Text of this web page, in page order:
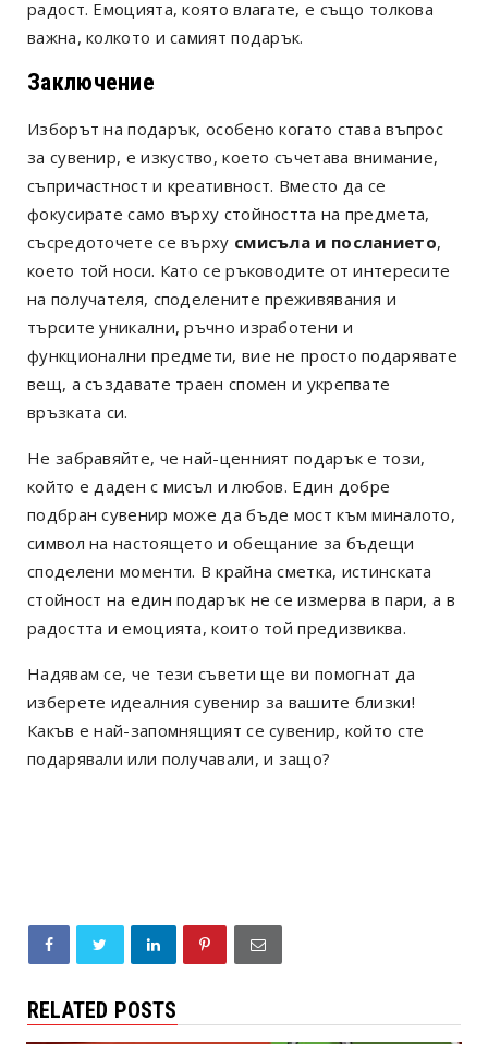
радост. Емоцията, която влагате, е също толкова
важна, колкото и самият подарък.
Заключение
Изборът на подарък, особено когато става въпрос
за сувенир, е изкуство, което съчетава внимание,
съпричастност и креативност. Вместо да се
фокусирате само върху стойността на предмета,
съсредоточете се върху смисъла и посланието,
което той носи. Като се ръководите от интересите
на получателя, споделените преживявания и
търсите уникални, ръчно изработени и
функционални предмети, вие не просто подарявате
вещ, а създавате траен спомен и укрепвате
връзката си.
Не забравяйте, че най-ценният подарък е този,
който е даден с мисъл и любов. Един добре
подбран сувенир може да бъде мост към миналото,
символ на настоящето и обещание за бъдещи
споделени моменти. В крайна сметка, истинската
стойност на един подарък не се измерва в пари, а в
радостта и емоцията, които той предизвиква.
Надявам се, че тези съвети ще ви помогнат да
изберете идеалния сувенир за вашите близки!
Какъв е най-запомнящият се сувенир, който сте
подарявали или получавали, и защо?
RELATED POSTS